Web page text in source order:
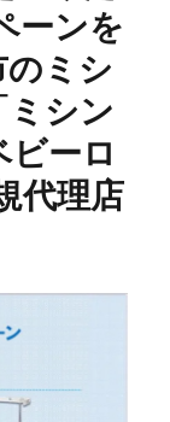
ーンを
のミシ
ミシン
ーロ
代理店